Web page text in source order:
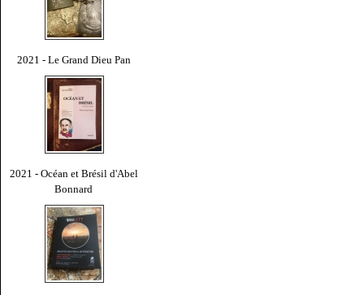
2021 - Le Grand Dieu Pan
2021 - Océan et Brésil d'Abel
Bonnard